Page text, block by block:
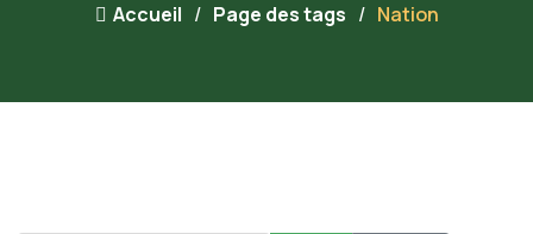
Accueil Page des tags Nation